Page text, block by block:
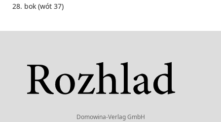
28. bok (wót 37)
Domowina-Verlag GmbH